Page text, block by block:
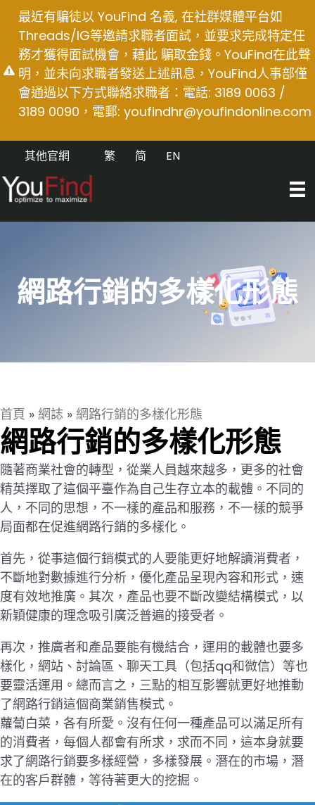
content
最近有騙徒以 YouFind 名義, 在社群媒體平台如
Threads/IG等邀請求職者面試，並要求完成特定任
務才獲得面試機會，藉此 騙取金錢。YouFind在此聲
明，並未向求職者發送上述訊息，YouFind人事部僅
會通過以下方式聯絡求職者：電話: 3189 0063 /
3189 0090，電郵: youfindhr@youfindonline.com
其他官網 EN
简
繁
網路行銷的多樣化形態
首頁 » 網誌 » 網路行銷的多樣化形態
網路行銷的多樣化形態
隨著商業社會的轉型，從業人員越來越多，更多的社會
精英擇取了這個平臺作為自己生存立本的載體。不同的
人，不同的思想，不一樣的產品和服務，不一樣的競爭
局面都在促進網路行銷的多樣化。
首先，從事這個行銷模式的人要能更好地解讀消費者，
不斷地對數據進行分析，優化產品呈現內容和形式，速
度有效地推廣。其次，產品也要不斷改變結構模式，以
新穎健康的理念吸引廣泛普遍的接受者。
再次，推廣者和產品要能有機結合，運用的載體也要多
樣化，網站、討論區、聊天工具（包括qq和微信）等也
要靈活運用。總而言之，三點的相互影響就更好地推動
了網路行銷這個商業銷售模式。
蘿蔔白菜，各有所愛。沒有任何一種產品可以滿足所有
的消費者，每個人都會有所求，求而不同，這本身就要
求了網路行銷要多樣經營，多樣發展。潛在的市場，潛
在的客戶群體，等待著更大的挖掘。